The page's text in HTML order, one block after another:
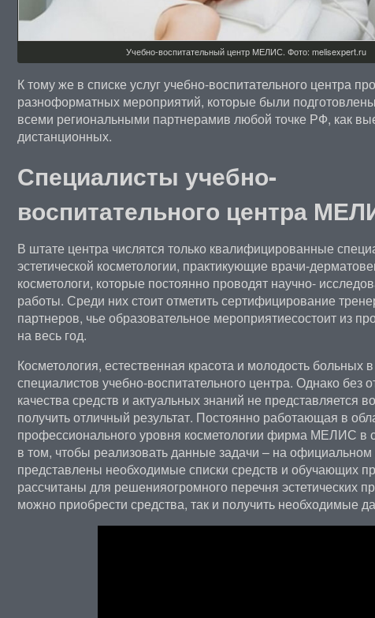
Учебно-воспитательный центр МЕЛИС. Фото: melisexpert.ru
К тому же в списке услуг учебно-воспитательного центра
разноформатных мероприятий, которые были
всеми региональными партнерамив любой точке РФ, как
дистанционных.
Специалисты учебно-
воспитательного центра
В штате центра числятся только квалифицированные
эстетической косметологии, практикующие врачи-
косметологи, которые постоянно проводят научно-
работы. Среди них стоит отметить сертифицирование
партнеров, чье образовательное мероприятиесостоит из
на весь год.
Косметология, естественная красота и молодость больных
специалистов учебно-воспитательного центра. Однако без
качества средств и актуальных знаний не представляется
получить отличный результат. Постоянно работающая в
профессионального уровня косметологии фирма МЕЛИС в
в том, чтобы реализовать данные задачи – на официальном
представлены необходимые списки средств и обучающих
рассчитаны для решенияогромного перечня эстетических
можно приобрести средства, так и получить необходимые